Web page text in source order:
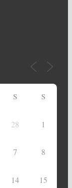
S S
28 1
7 8
14 15